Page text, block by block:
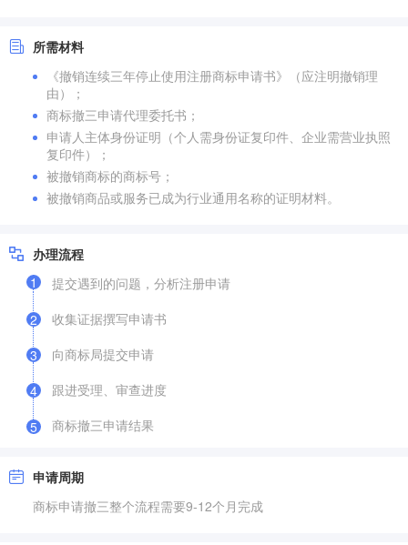
所需材料
《撤销连续三年停止使用注册商标申请书》（应注明撤销理
由）；
商标撤三申请代理委托书；
申请人主体身份证明（个人需身份证复印件、企业需营业执照
复印件）；
被撤销商标的商标号；
被撤销商品或服务已成为行业通用名称的证明材料。
办理流程
1
提交遇到的问题，分析注册申请
2
收集证据撰写申请书
3
向商标局提交申请
4
跟进受理、审查进度
5 商标撤三申请结果
申请周期
商标申请撤三整个流程需要9-12个月完成